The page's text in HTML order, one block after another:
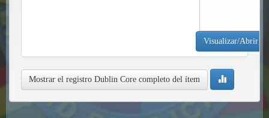
Visualizar/Abrir
Mostrar el registro Dublin Core completo del ítem